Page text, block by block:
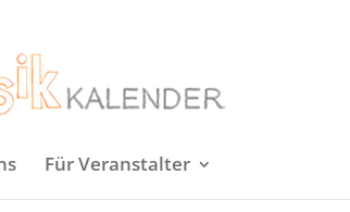
Für Veranstalter